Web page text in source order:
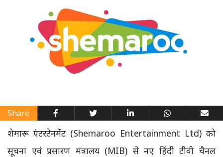
Share
शेमारू एंटरटेनमेंट (Shemaroo Entertainment Ltd) को
सूचना एवं प्रसारण मंत्रालय (MIB) से नए हिंदी टीवी चैनल